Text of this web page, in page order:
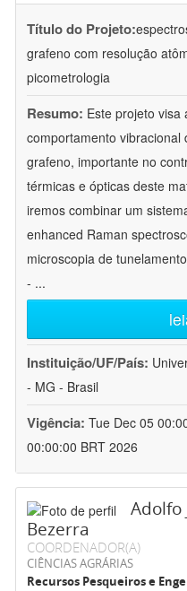
Título do Projeto:
grafeno com resolução
picometrologia
Resumo: Este projeto visa
comportamento
grafeno, importante no
térmicas e ópticas deste
iremos combinar um
enhanced Raman
microscopia de
- ...
Instituição/UF/País:
- MG - Brasil
Vigência: Tue Dec 05
00:00:00 BRT 2026
Adolfo
Bezerra
COORDENADOR(A)
CIÊNCIAS AGRÁRIAS
Recursos Pesqueiros e